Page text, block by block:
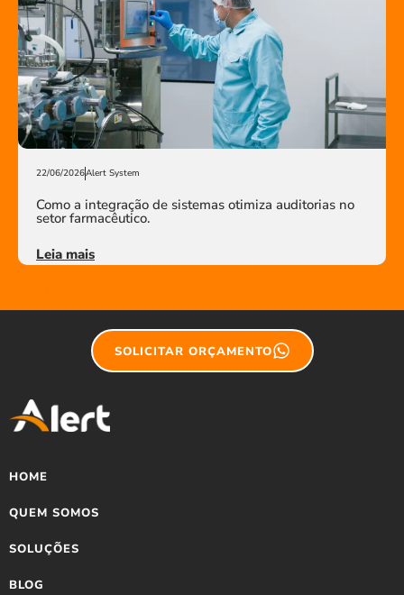
22/06/2026Alert System
Como a integração de sistemas otimiza auditorias no
setor farmacêutico.
Leia mais
SOLICITAR ORÇAMENTO
HOME
QUEM SOMOS
SOLUÇÕES
BLOG